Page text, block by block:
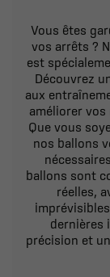
Vous êtes
vos arrêts ?
est
Découvrez
aux
améliorer
Que vous
nos ballons
ballons sont
réelles,
dernières
précision et